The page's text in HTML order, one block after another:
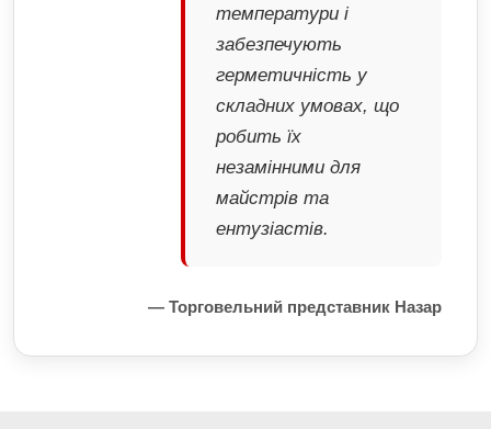
температури і
забезпечують
герметичність у
складних умовах, що
робить їх
незамінними для
майстрів та
ентузіастів.
— Торговельний представник Назар